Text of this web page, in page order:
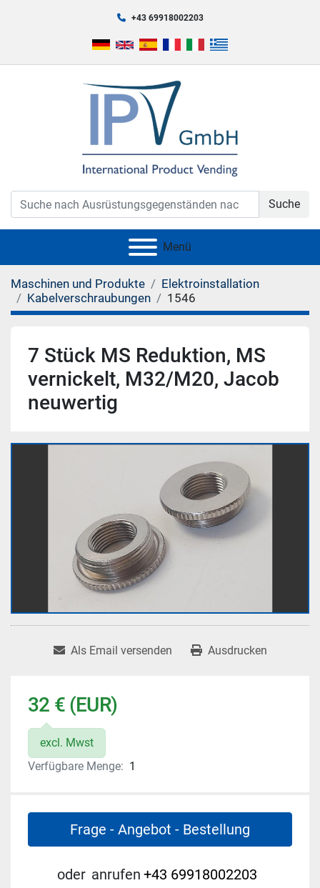
+43 69918002203
Suche
Menü
Maschinen und Produkte
Elektroinstallation
Kabelverschraubungen
1546
7 Stück MS Reduktion, MS
vernickelt, M32/M20, Jacob
neuwertig
Als Email versenden Ausdrucken
32 € (EUR)
excl. Mwst
Verfügbare Menge: 1
Frage - Angebot - Bestellung
oder anrufen +43 69918002203